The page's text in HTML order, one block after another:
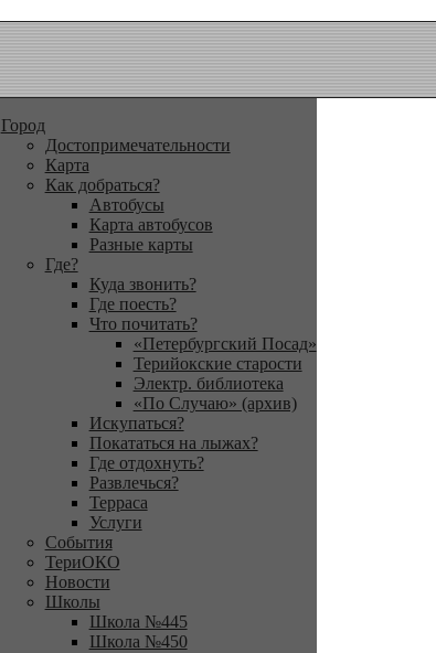
Город
Достопримечательности
Карта
Как добраться?
Автобусы
Карта автобусов
Разные карты
Где?
Куда звонить?
Где поесть?
Что почитать?
«Петербургский Посад»
Терийокские старости
Электр. библиотека
«По Случаю» (архив)
Искупаться?
Покататься на лыжах?
Где отдохнуть?
Развлечься?
Терраса
Услуги
События
ТериОКО
Новости
Школы
Школа №445
Школа №450